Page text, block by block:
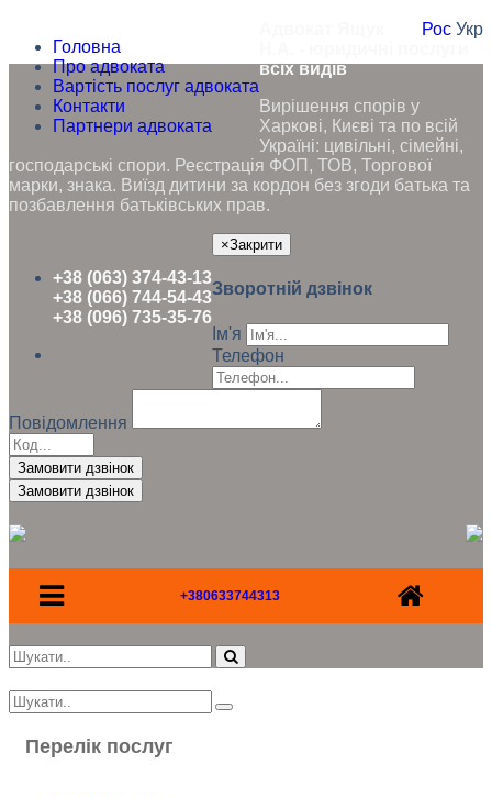
Головна
Про адвоката
Вартість послуг адвоката
Контакти
Партнери адвоката
Рос Укр
всіх видів
Вирішення спорів у
Харкові, Києві та по всій
Україні: цивільні, сімейні,
господарські спори. Реєстрація ФОП, ТОВ, Торгової
марки, знака. Виїзд дитини за кордон без згоди батька та
позбавлення батьківських прав.
+38 (063) 374-43-13
+38 (066) 744-54-43
+38 (096) 735-35-76
×Закрити
Зворотній дзвінок
Ім'я
Телефон
Повідомлення
Замовити дзвінок
+380633744313
Перелік послуг